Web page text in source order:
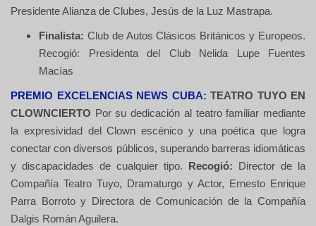
Presidente Alianza de Clubes, Jesús de la Luz Mastrapa.
Finalista: Club de Autos Clásicos Británicos y Europeos.
Recogió: Presidenta del Club Nelida Lupe Fuentes
Macías
PREMIO EXCELENCIAS NEWS CUBA: TEATRO TUYO EN
CLOWNCIERTO Por su dedicación al teatro familiar mediante
la expresividad del Clown escénico y una poética que logra
conectar con diversos públicos, superando barreras idiomáticas
y discapacidades de cualquier tipo. Recogió: Director de la
Compañía Teatro Tuyo, Dramaturgo y Actor, Ernesto Enrique
Parra Borroto y Directora de Comunicación de la Compañía
Dalgis Román Aguilera.